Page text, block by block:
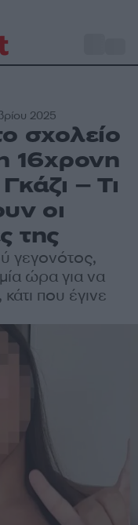
2025
σχολείο
16χρονη
– Τι
οι
της
γεγονότος,
ώρα για να
που έγινε